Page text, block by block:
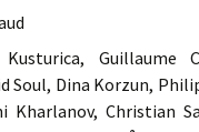
Guillaume
Soul, Dina Korzun,
Kharlanov, Christian